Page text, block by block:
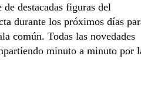
destacadas figuras del
durante los próximos días
común. Todas las novedades
minuto a minuto por